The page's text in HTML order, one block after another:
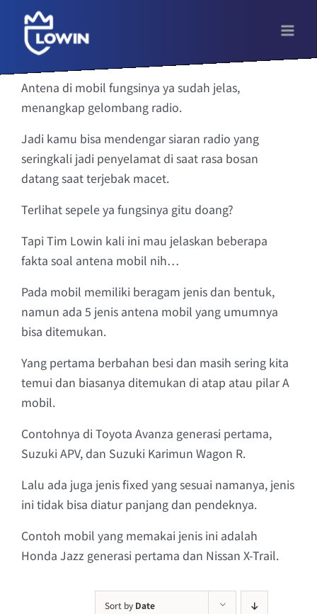
content
Antena di mobil fungsinya ya sudah jelas,
menangkap gelombang radio.
Jadi kamu bisa mendengar siaran radio yang
seringkali jadi penyelamat di saat rasa bosan
datang saat terjebak macet.
Terlihat sepele ya fungsinya gitu doang?
Tapi Tim Lowin kali ini mau jelaskan beberapa
fakta soal antena mobil nih…
Pada mobil memiliki beragam jenis dan bentuk,
namun ada 5 jenis antena mobil yang umumnya
bisa ditemukan.
Yang pertama berbahan besi dan masih sering kita
temui dan biasanya ditemukan di atap atau pilar A
mobil.
Contohnya di Toyota Avanza generasi pertama,
Suzuki APV, dan Suzuki Karimun Wagon R.
Lalu ada juga jenis fixed yang sesuai namanya, jenis
ini tidak bisa diatur panjang dan pendeknya.
Contoh mobil yang memakai jenis ini adalah
Honda Jazz generasi pertama dan Nissan X-Trail.
Sort by Date